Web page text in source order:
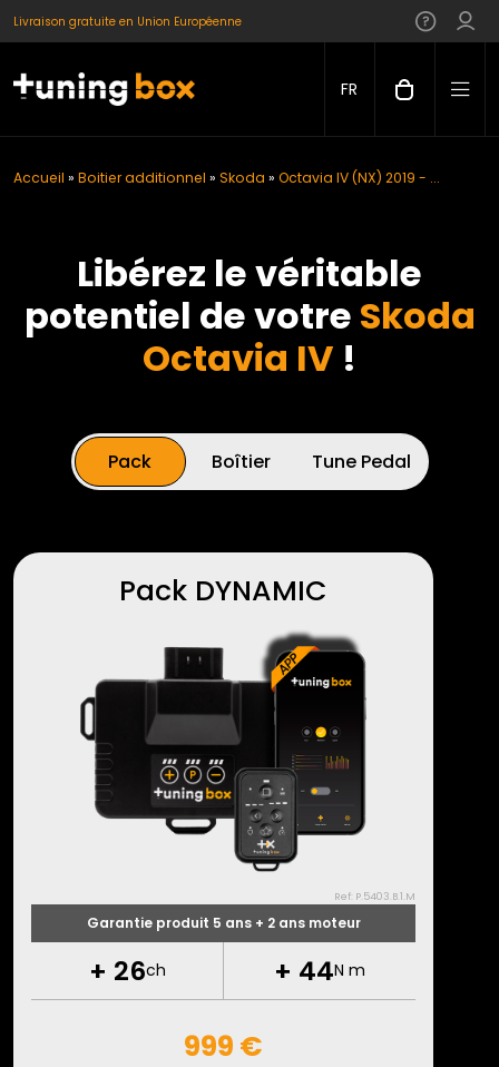
Livraison gratuite en Union Européenne
FR
Accueil » Boitier additionnel » Skoda » Octavia IV (NX) 2019 - ...
Libérez le véritable
potentiel de votre Skoda
Octavia IV !
Pack Boîtier Tune Pedal
Pack DYNAMIC
Ref: P.5403.B.1.M
Garantie produit 5 ans + 2 ans moteur
+ 26ch + 44N m
999 €